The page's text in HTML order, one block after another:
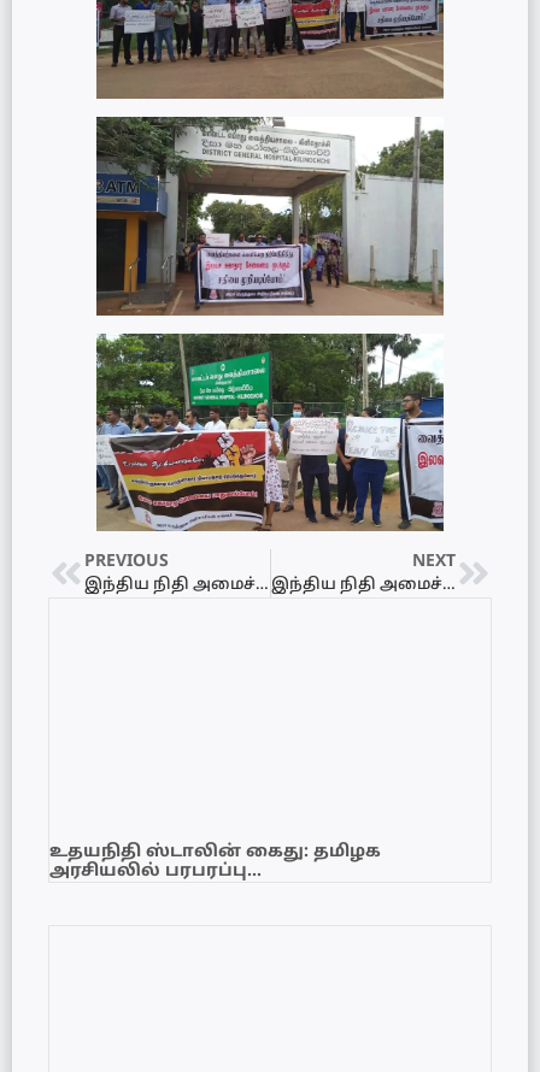
PREVIOUS
இந்திய நிதி அமைச்சர் யாழ்ப்பாணம் நல்லூர் ஆலயத்திற்கு விஜயம்!
NEXT
இந்திய நிதி அமைச்சரின் நிகழ்வு
உதயநிதி ஸ்டாலின் கைது: தமிழக
அரசியலில் பரபரப்பு…